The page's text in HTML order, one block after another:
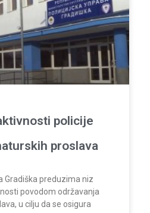
policije
proslava
Gradiška preduzima niz
povodom održavanja
u cilju da se osigura